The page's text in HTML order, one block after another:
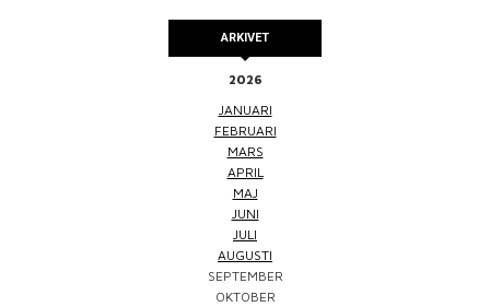
ARKIVET
2026
JANUARI
FEBRUARI
MARS
APRIL
MAJ
JUNI
JULI
AUGUSTI
SEPTEMBER
OKTOBER